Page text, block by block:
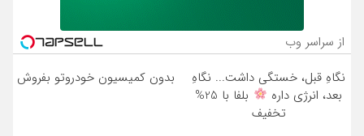
از سراسر وب
نگاهِ قبل، خستگی داشت... نگاهِ
بعد، انرژی داره
بلفا با 25%
تخفیف
بدون کمیسیون خودروتو بفروش